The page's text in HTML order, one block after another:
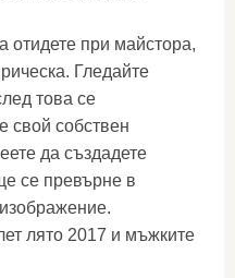
отидете при майстора,
Гледайте
това се
свой собствен
да създадете
се превърне в
лято 2017 и мъжките